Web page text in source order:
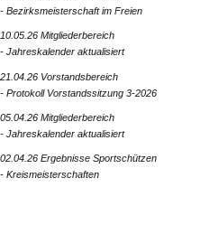
- Bezirksmeisterschaft im Freien
10.05.26 Mitgliederbereich
- Jahreskalender aktualisiert
21.04.26 Vorstandsbereich
- Protokoll Vorstandssitzung 3-2026
05.04.26 Mitgliederbereich
- Jahreskalender aktualisiert
02.04.26 Ergebnisse Sportschützen
- Kreismeisterschaften